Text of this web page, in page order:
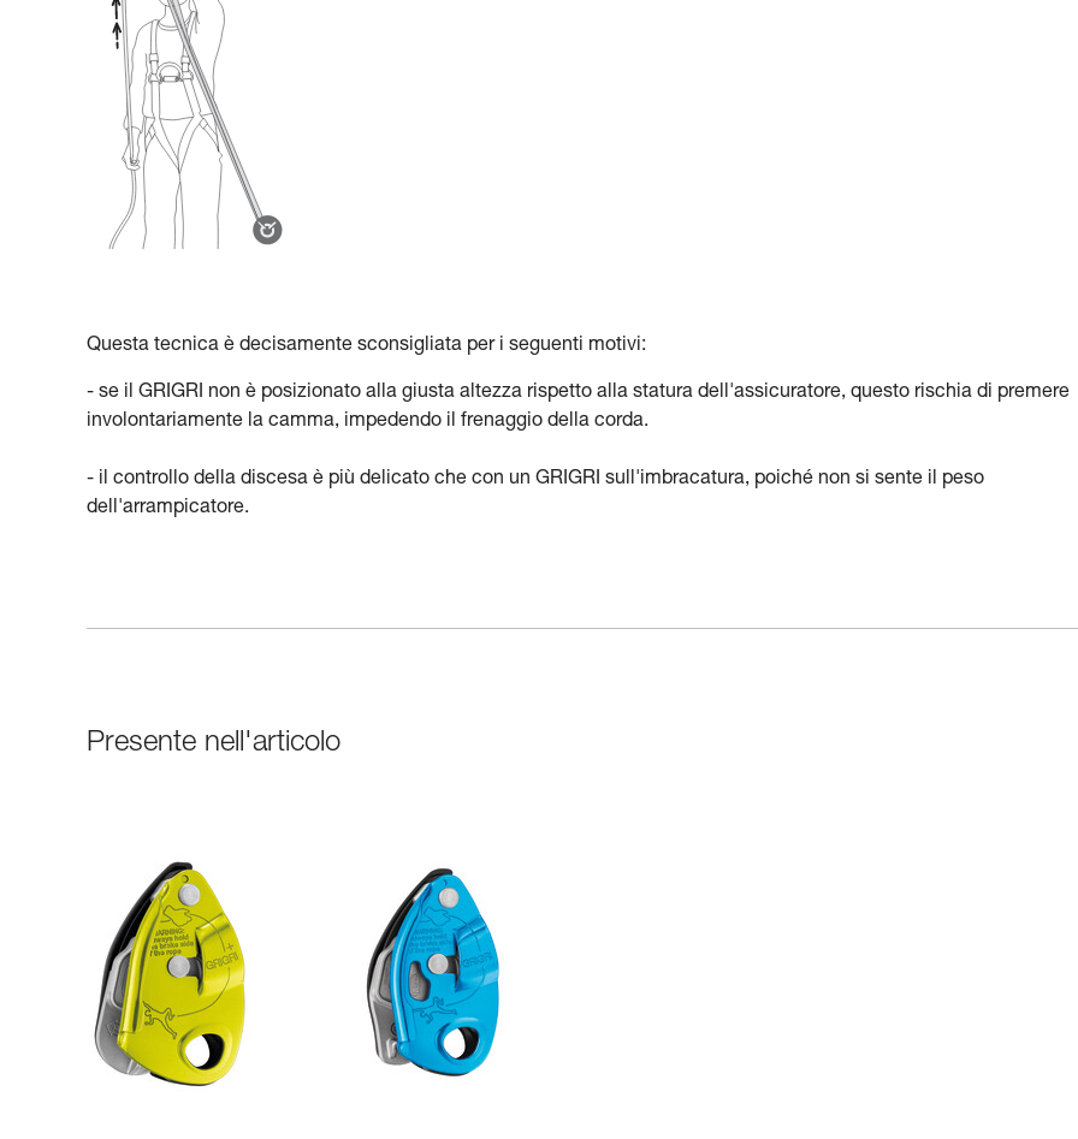
Questa tecnica è decisamente sconsigliata per i seguenti motivi:
- se il GRIGRI non è posizionato alla giusta altezza rispetto alla statura dell'assicuratore, questo rischia di premere
involontariamente la camma, impedendo il frenaggio della corda.
- il controllo della discesa è più delicato che con un GRIGRI sull'imbracatura, poiché non si sente il peso
dell'arrampicatore.
Presente nell'articolo